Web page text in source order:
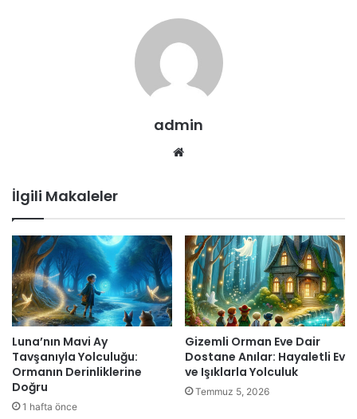
admin
İlgili Makaleler
Luna’nın Mavi Ay
Tavşanıyla Yolculuğu:
Ormanın Derinliklerine
Doğru
1 hafta önce
Gizemli Orman Eve Dair
Dostane Anılar: Hayaletli Ev
ve Işıklarla Yolculuk
Temmuz 5, 2026